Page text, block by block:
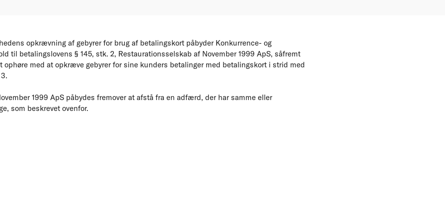
opkrævning af gebyrer for brug af betalingskort påbyder Konkurrence- og
til betalingslovens § 145, stk. 2, Restaurationsselskab af November 1999 ApS, såfremt
ophøre med at opkræve gebyrer for sine kunders betalinger med betalingskort i strid med
1999 ApS påbydes fremover at afstå fra en adfærd, der har samme eller
som beskrevet ovenfor.